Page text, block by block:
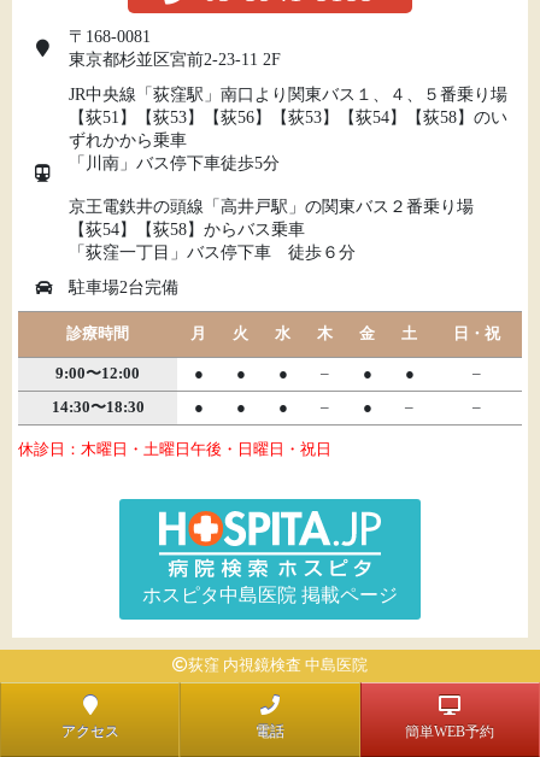
〒168-0081
東京都杉並区宮前2-23-11 2F
JR中央線「荻窪駅」南口より関東バス１、４、５番乗り場
【荻51】【荻53】【荻56】【荻53】【荻54】【荻58】のい
ずれかから乗車
「川南」バス停下車徒歩5分
京王電鉄井の頭線「高井戸駅」の関東バス２番乗り場
【荻54】【荻58】からバス乗車
「荻窪一丁目」バス停下車 徒歩６分
駐車場2台完備
休診日：木曜日・土曜日午後・日曜日・祝日
診療時間 月 火 水 木 金 土 日・祝
9:00〜12:00 ● ● ● – ● ●
–
14:30〜18:30
● ● ● – ● – –
ホスピタ中島医院 掲載ページ
荻窪 内視鏡検査 中島医院
アクセス 電話 簡単WEB予約